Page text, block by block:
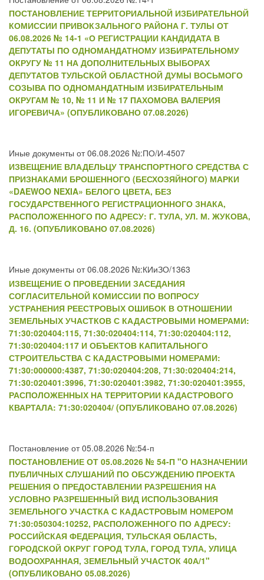
ПОСТАНОВЛЕНИЕ ТЕРРИТОРИАЛЬНОЙ ИЗБИРАТЕЛЬНОЙ
КОМИССИИ ПРИВОКЗАЛЬНОГО РАЙОНА Г. ТУЛЫ ОТ
06.08.2026 № 14-1 «О РЕГИСТРАЦИИ КАНДИДАТА В
ДЕПУТАТЫ ПО ОДНОМАНДАТНОМУ ИЗБИРАТЕЛЬНОМУ
ОКРУГУ № 11 НА ДОПОЛНИТЕЛЬНЫХ ВЫБОРАХ
ДЕПУТАТОВ ТУЛЬСКОЙ ОБЛАСТНОЙ ДУМЫ ВОСЬМОГО
СОЗЫВА ПО ОДНОМАНДАТНЫМ ИЗБИРАТЕЛЬНЫМ
ОКРУГАМ № 10, № 11 И № 17 ПАХОМОВА ВАЛЕРИЯ
ИГОРЕВИЧА» (ОПУБЛИКОВАНО 07.08.2026)
Иные документы от 06.08.2026 №:ПО/И-4507
ИЗВЕЩЕНИЕ ВЛАДЕЛЬЦУ ТРАНСПОРТНОГО СРЕДСТВА С
ПРИЗНАКАМИ БРОШЕННОГО (БЕСХОЗЯЙНОГО) МАРКИ
«DAEWOO NEXIA» БЕЛОГО ЦВЕТА, БЕЗ
ГОСУДАРСТВЕННОГО РЕГИСТРАЦИОННОГО ЗНАКА,
РАСПОЛОЖЕННОГО ПО АДРЕСУ: Г. ТУЛА, УЛ. М. ЖУКОВА,
Д. 16. (ОПУБЛИКОВАНО 07.08.2026)
Иные документы от 06.08.2026 №:КИиЗО/1363
ИЗВЕЩЕНИЕ О ПРОВЕДЕНИИ ЗАСЕДАНИЯ
СОГЛАСИТЕЛЬНОЙ КОМИССИИ ПО ВОПРОСУ
УСТРАНЕНИЯ РЕЕСТРОВЫХ ОШИБОК В ОТНОШЕНИИ
ЗЕМЕЛЬНЫХ УЧАСТКОВ С КАДАСТРОВЫМИ НОМЕРАМИ:
71:30:020404:115, 71:30:020404:114, 71:30:020404:112,
71:30:020404:117 И ОБЪЕКТОВ КАПИТАЛЬНОГО
СТРОИТЕЛЬСТВА С КАДАСТРОВЫМИ НОМЕРАМИ:
71:30:000000:4387, 71:30:020404:208, 71:30:020404:214,
71:30:020401:3996, 71:30:020401:3982, 71:30:020401:3955,
РАСПОЛОЖЕННЫХ НА ТЕРРИТОРИИ КАДАСТРОВОГО
КВАРТАЛА: 71:30:020404/ (ОПУБЛИКОВАНО 07.08.2026)
Постановление от 05.08.2026 №:54-п
ПОСТАНОВЛЕНИЕ ОТ 05.08.2026 № 54-П "О НАЗНАЧЕНИИ
ПУБЛИЧНЫХ СЛУШАНИЙ ПО ОБСУЖДЕНИЮ ПРОЕКТА
РЕШЕНИЯ О ПРЕДОСТАВЛЕНИИ РАЗРЕШЕНИЯ НА
УСЛОВНО РАЗРЕШЕННЫЙ ВИД ИСПОЛЬЗОВАНИЯ
ЗЕМЕЛЬНОГО УЧАСТКА С КАДАСТРОВЫМ НОМЕРОМ
71:30:050304:10252, РАСПОЛОЖЕННОГО ПО АДРЕСУ:
РОССИЙСКАЯ ФЕДЕРАЦИЯ, ТУЛЬСКАЯ ОБЛАСТЬ,
ГОРОДСКОЙ ОКРУГ ГОРОД ТУЛА, ГОРОД ТУЛА, УЛИЦА
ВОДООХРАННАЯ, ЗЕМЕЛЬНЫЙ УЧАСТОК 40А/1"
(ОПУБЛИКОВАНО 05.08.2026)